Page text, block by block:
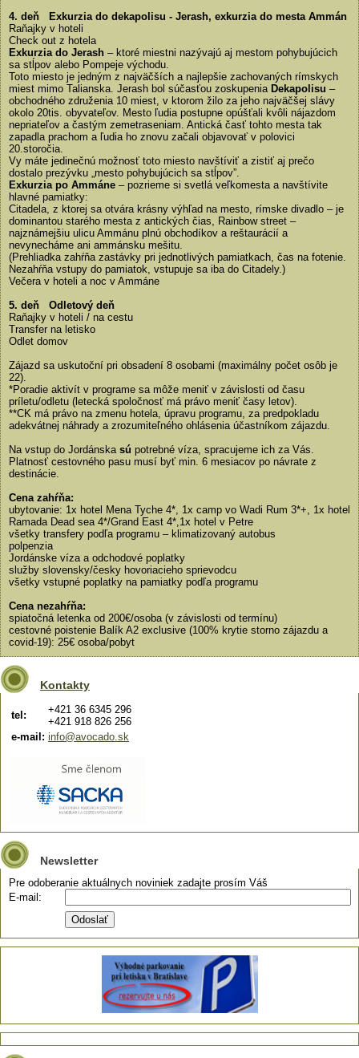
4. deň Exkurzia do dekapolisu - Jerash, exkurzia do mesta Ammán
Raňajky v hoteli
Check out z hotela
Exkurzia do Jerash – ktoré miestni nazývajú aj mestom pohybujúcich
sa stĺpov alebo Pompeje východu.
Toto miesto je jedným z najväčších a najlepšie zachovaných rímskych
miest mimo Talianska. Jerash bol súčasťou zoskupenia Dekapolisu –
obchodného združenia 10 miest, v ktorom žilo za jeho najväčšej slávy
okolo 20tis. obyvateľov. Mesto ľudia postupne opúšťali kvôli nájazdom
nepriateľov a častým zemetraseniam. Antická časť tohto mesta tak
zapadla prachom a ľudia ho znovu začali objavovať v polovici
20.storočia.
Vy máte jedinečnú možnosť toto miesto navštíviť a zistiť aj prečo
dostalo prezývku „mesto pohybujúcich sa stĺpov”.
Exkurzia po Ammáne – pozrieme si svetlá veľkomesta a navštívite
hlavné pamiatky:
Citadela, z ktorej sa otvára krásny výhľad na mesto, rímske divadlo – je
dominantou starého mesta z antických čias, Rainbow street –
najznámejšiu ulicu Ammánu plnú obchodíkov a reštaurácií a
nevynecháme ani ammánsku mešitu.
(Prehliadka zahŕňa zastávky pri jednotlivých pamiatkach, čas na fotenie.
Nezahŕňa vstupy do pamiatok, vstupuje sa iba do Citadely.)
Večera v hoteli a noc v Ammáne
5. deň Odletový deň
Raňajky v hoteli / na cestu
Transfer na letisko
Odlet domov
Zájazd sa uskutoční pri obsadení 8 osobami (maximálny počet osôb je
22).
*Poradie aktivít v programe sa môže meniť v závislosti od času
príletu/odletu (letecká spoločnosť má právo meniť časy letov).
**CK má právo na zmenu hotela, úpravu programu, za predpokladu
adekvátnej náhrady a zrozumiteľného ohlásenia účastníkom zájazdu.
Na vstup do Jordánska sú potrebné víza, spracujeme ich za Vás.
Platnosť cestovného pasu musí byť min. 6 mesiacov po návrate z
destinácie.
Cena zahŕňa:
ubytovanie: 1x hotel Mena Tyche 4*, 1x camp vo Wadi Rum 3*+, 1x hotel
Ramada Dead sea 4*/Grand East 4*,1x hotel v Petre
všetky transfery podľa programu – klimatizovaný autobus
polpenzia
Jordánske víza a odchodové poplatky
služby slovensky/česky hovoriacieho sprievodcu
všetky vstupné poplatky na pamiatky podľa programu
Cena nezahŕňa:
spiatočná letenka od 200€/osoba (v závislosti od termínu)
cestovné poistenie Balík A2 exclusive (100% krytie storno zájazdu a
covid-19): 25€ osoba/pobyt
Kontakty
tel:
+421 36 6345 296
+421 918 826 256
e-mail: info@avocado.sk
Newsletter
Pre odoberanie aktuálnych noviniek zadajte prosím Váš
E-mail: